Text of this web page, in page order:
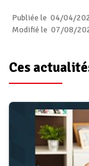
Publiée le 04/04/
Modifié le 07/08/
Ces